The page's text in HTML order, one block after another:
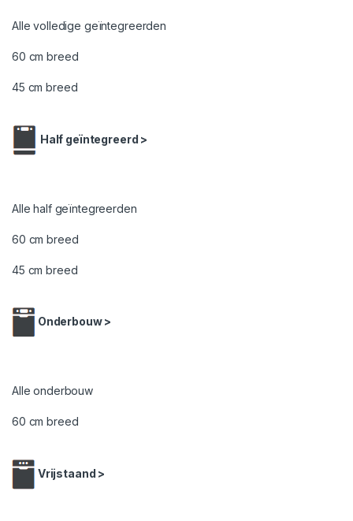
Alle volledige geïntegreerden
60 cm breed
45 cm breed
Half geïntegreerd >
Alle half geïntegreerden
60 cm breed
45 cm breed
Onderbouw >
Alle onderbouw
60 cm breed
Vrijstaand >